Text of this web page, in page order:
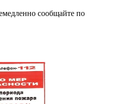
сообщайте по